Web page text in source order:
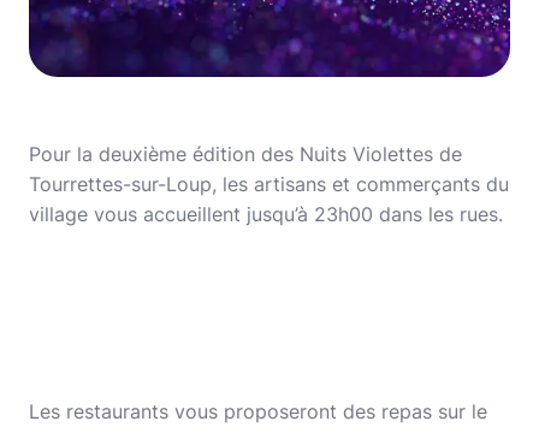
Pour la deuxième édition des Nuits Violettes de
Tourrettes-sur-Loup, les artisans et commerçants du
village vous accueillent jusqu’à 23h00 dans les rues.
Les restaurants vous proposeront des repas sur le